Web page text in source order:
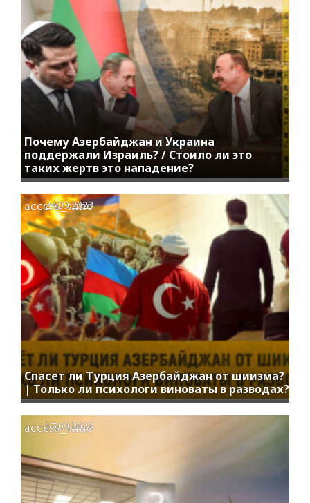
Почему Азербайджан и Украина
поддержали Израиль? / Стоило ли это
таких жертв это нападение?
Спасет ли Турция Азербайджан от шиизма?
| Только ли психологи виноваты в разводах?
access_time
24.09.2023
access_time
17.09.2023